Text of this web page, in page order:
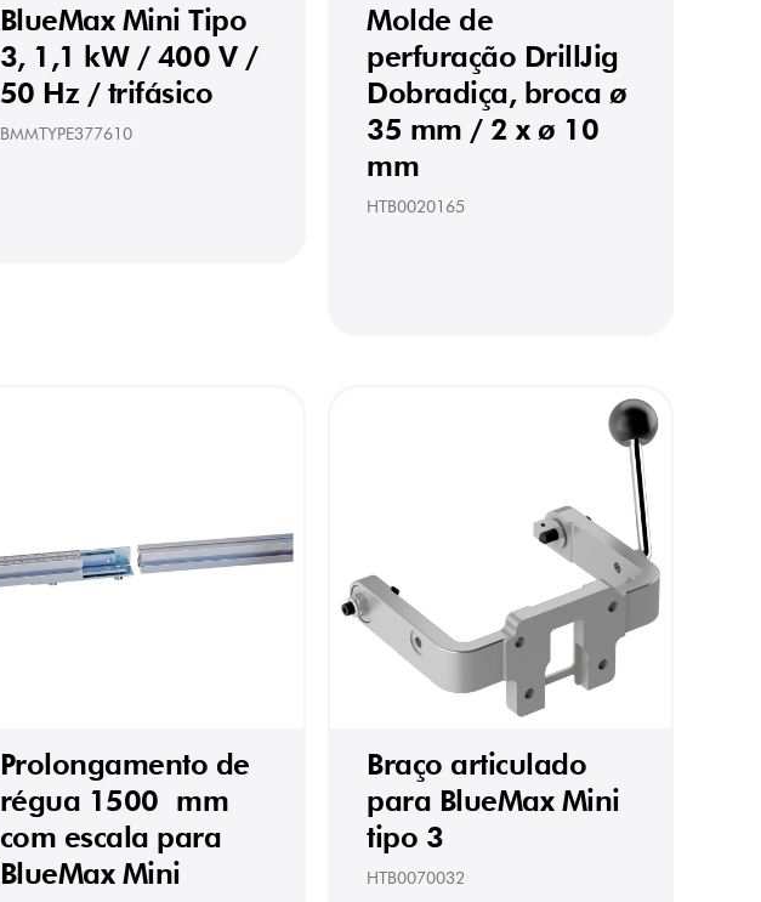
BlueMax Mini Tipo
3, 1,1 kW / 400 V /
50 Hz / trifásico
BMMTYPE377610
Molde de
perfuração DrillJig
Dobradiça, broca ø
35 mm / 2 x ø 10
mm
HTB0020165
Prolongamento de
régua 1500 mm
com escala para
BlueMax Mini
Braço articulado
para BlueMax Mini
tipo 3
HTB0070032